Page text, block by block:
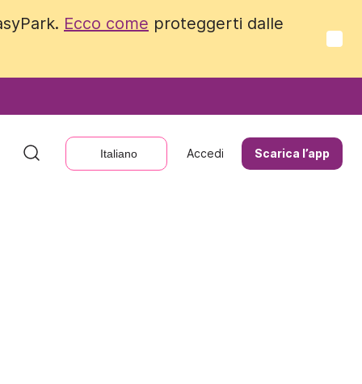
Ecco come proteggerti dalle
Italiano Accedi Scarica l’app
Ecco come proteggerti dalle
Italiano Accedi Scarica l’app